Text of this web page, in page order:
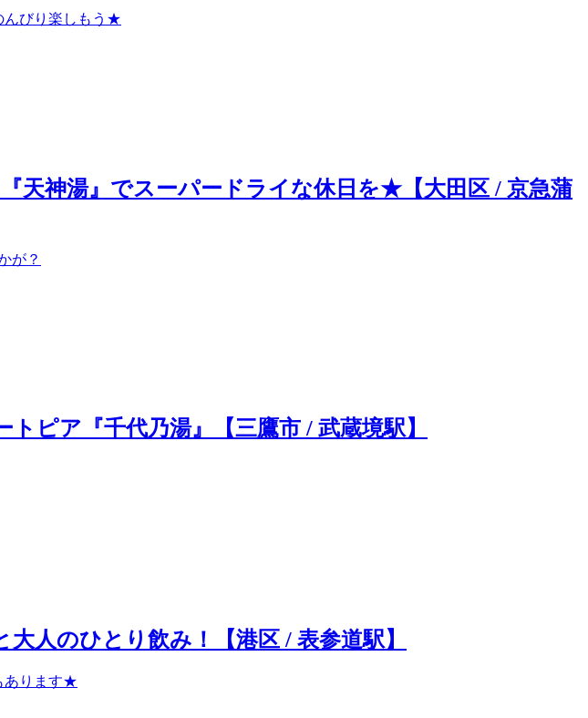
んびり楽しもう★
天神湯』でスーパードライな休日を★【大田区 / 京急蒲
が？
ピア『千代乃湯』【三鷹市 / 武蔵境駅】
人のひとり飲み！【港区 / 表参道駅】
あります★